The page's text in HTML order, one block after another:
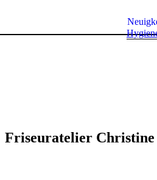
Friseuratelier